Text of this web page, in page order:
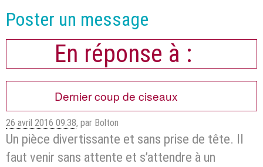
Poster un message
En réponse à :
Dernier coup de ciseaux
26 avril 2016 09:38, par Bolton
Un pièce divertissante et sans prise de tête. Il
faut venir sans attente et s’attendre à un